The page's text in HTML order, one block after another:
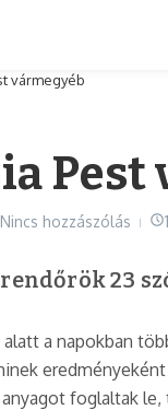
vármegyéb
Pest
Nincs hozzászólás
23
alatt a napokban
foglaltak le,